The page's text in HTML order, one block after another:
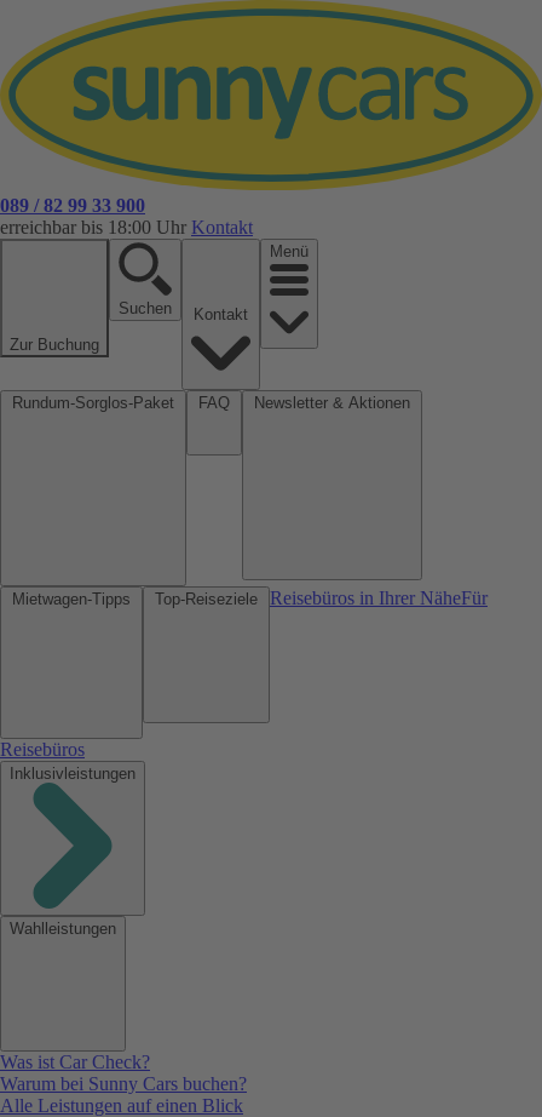
089 / 82 99 33 900
erreichbar bis 18:00 Uhr Kontakt
Zur Buchung
Suchen
Menü
Reisebüros in Ihrer NäheFür
Reisebüros
Inklusivleistungen
Wahlleistungen
Was ist Car Check?
Warum bei Sunny Cars buchen?
Alle Leistungen auf einen Blick